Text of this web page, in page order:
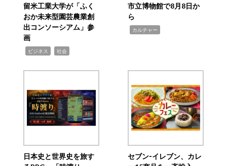
留米工業大学が「ふく
おか未来型園芸農業創
出コンソーシアム」参
画
ビジネス 社会
市立博物館で8月8日か
ら
カルチャー
日本史と世界史を旅す
セブン‐イレブン、カレ